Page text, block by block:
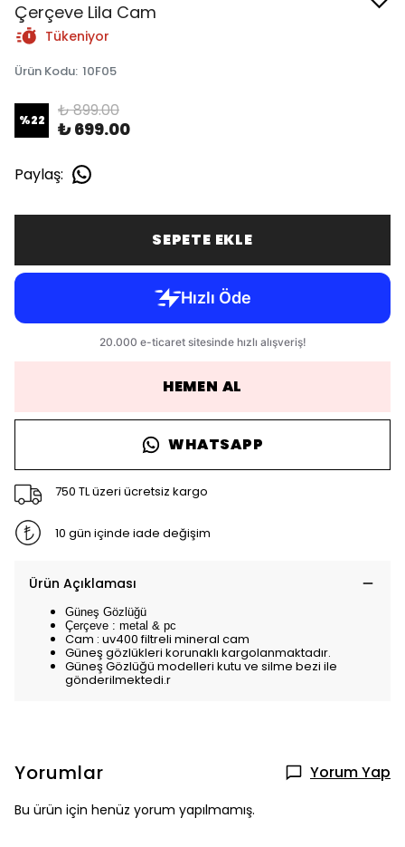
Çerçeve Lila Cam
Tükeniyor
Ürün Kodu: 10F05
%22 ₺ 899.00
₺ 699.00
Paylaş:
SEPETE EKLE
HEMEN AL
WHATSAPP
750 TL üzeri ücretsiz kargo
10 gün içinde iade değişim
Ürün Açıklaması
Güneş Gözlüğü
Çerçeve : metal & pc
Cam : uv400 filtreli mineral cam
Güneş gözlükleri korunaklı kargolanmaktadır.
Güneş Gözlüğü modelleri kutu ve silme bezi ile
gönderilmektedi.r
Yorumlar Yorum Yap
Bu ürün için henüz yorum yapılmamış.